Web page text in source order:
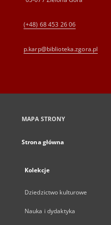
(+48) 68 453 26 06
p.karp@biblioteka.zgora.pl
MAPA STRONY
Strona główna
Kolekcje
Dziedzictwo kulturowe
Nauka i dydaktyka